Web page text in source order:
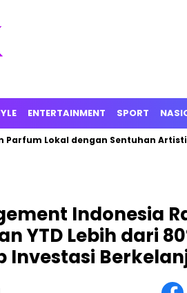
ENTERTAINMENT SPORT
Parfum Lokal dengan Sentuhan
Indonesia
YTD Lebih dari
Investasi